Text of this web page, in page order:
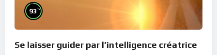
93%
Se laisser guider par l’intelligence créatrice